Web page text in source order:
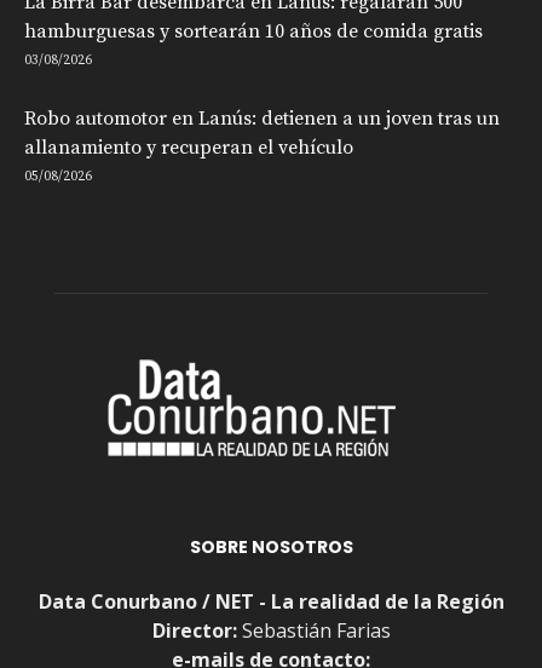
hamburguesas y sortearán 10 años de comida gratis
03/08/2026
Robo automotor en Lanús: detienen a un joven tras un
allanamiento y recuperan el vehículo
05/08/2026
SOBRE NOSOTROS
Data Conurbano / NET - La realidad de la Región
Director:Sebastián Farias
e-mails de contacto: